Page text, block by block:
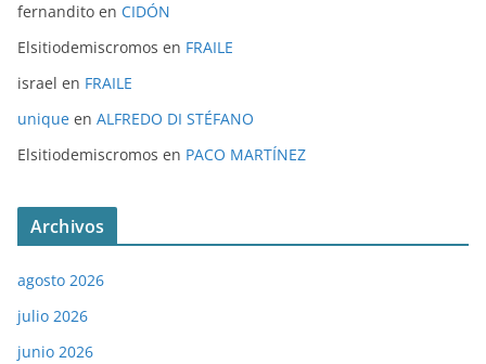
fernandito en CIDÓN
Elsitiodemiscromos en FRAILE
israel en FRAILE
unique en ALFREDO DI STÉFANO
Elsitiodemiscromos en PACO MARTÍNEZ
Archivos
agosto 2026
julio 2026
junio 2026